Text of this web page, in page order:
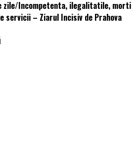
zile/Incompetenta, ilegalitatile, morti
servicii – Ziarul Incisiv de Prahova